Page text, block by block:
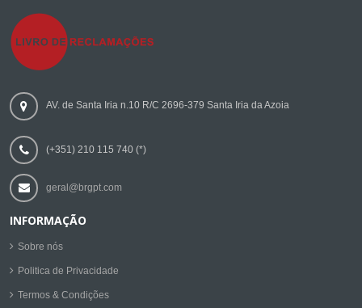
AV. de Santa Iria n.10 R/C 2696-379 Santa Iria da Azoia
(+351) 210 115 740 (*)
geral@brgpt.com
INFORMAÇÃO
Sobre nós
Politica de Privacidade
Termos & Condições